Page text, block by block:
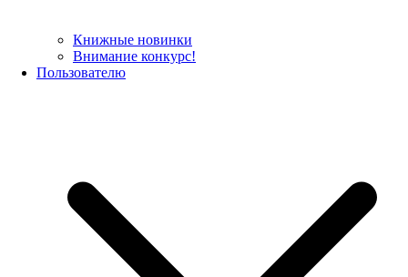
Книжные новинки
Внимание конкурс!
Пользователю